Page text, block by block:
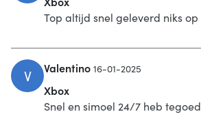
Top altijd snel geleverd niks
V Valentino 16-01-2025
Xbox
Snel en simoel 24/7 heb